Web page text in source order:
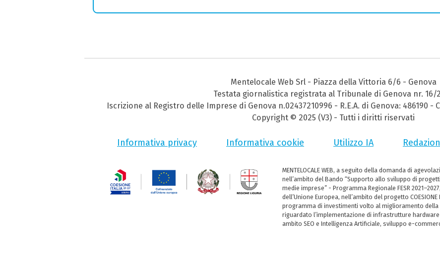
Mentelocale Web Srl - Piazza della Vittoria 6/6 - Genova
Testata giornalistica registrata al Tribunale di Genova nr. 16/
Iscrizione al Registro delle Imprese di Genova n.02437210996 - R.E.A. di Genova: 486190 -
Copyright © 2025 (V3) - Tutti i diritti riservati
Informativa privacy Informativa cookie Utilizzo IA
MENTELOCALE WEB, a seguito della domanda di
nell’ambito del Bando “Supporto allo sviluppo di
medie imprese” - Programma Regionale FESR
dell’Unione Europea, nell’ambito del progetto
programma di investimenti volto al miglioramento della
riguardato l’implementazione di infrastrutture
ambito SEO e Intelligenza Artificiale, sviluppo e-